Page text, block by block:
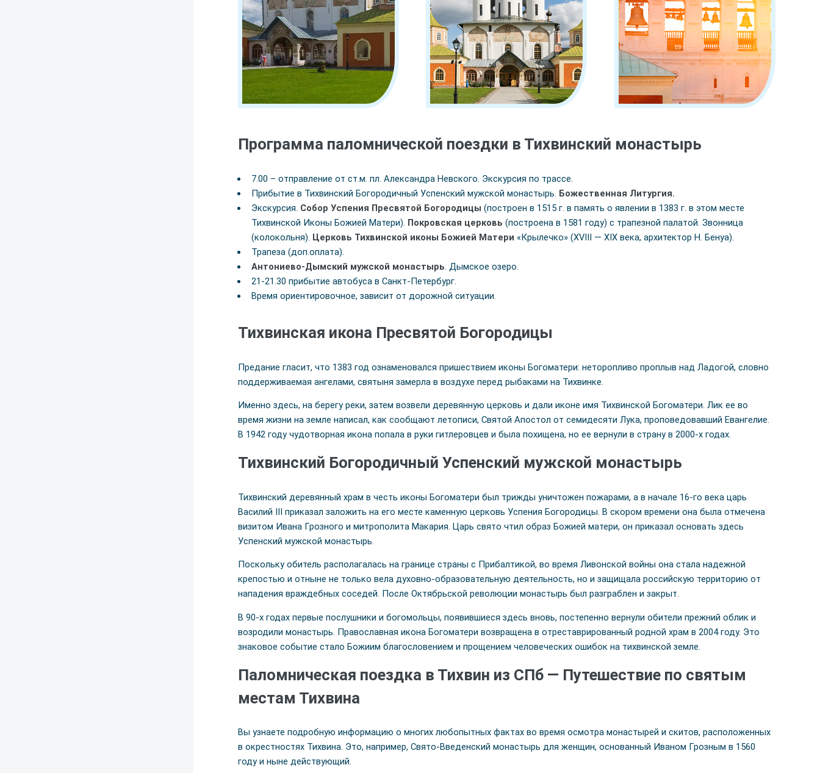
Программа паломнической поездки в Тихвинский монастырь
7.00 – отправление от ст.м. пл. Александра Невского. Экскурсия по трассе.
Прибытие в Тихвинский Богородичный Успенский мужской монастырь. Божественная Литургия.
Экскурсия. Собор Успения Пресвятой Богородицы (построен в 1515 г. в память о явлении в 1383 г. в этом месте
Тихвинской Иконы Божией Матери). Покровская церковь (построена в 1581 году) с трапезной палатой. Звонница
(колокольня). Церковь Тихвинской иконы Божией Матери «Крылечко» (XVIII — ХIХ века, архитектор Н. Бенуа).
Трапеза (доп.оплата).
Антониево-Дымский мужской монастырь. Дымское озеро.
21-21.30 прибытие автобуса в Санкт-Петербург.
Время ориентировочное, зависит от дорожной ситуации.
Тихвинская икона Пресвятой Богородицы
Предание гласит, что 1383 год ознаменовался пришествием иконы Богоматери: неторопливо проплыв над Ладогой, словно
поддерживаемая ангелами, святыня замерла в воздухе перед рыбаками на Тихвинке.
Именно здесь, на берегу реки, затем возвели деревянную церковь и дали иконе имя Тихвинской Богоматери. Лик ее во
время жизни на земле написал, как сообщают летописи, Святой Апостол от семидесяти Лука, проповедовавший Евангелие.
В 1942 году чудотворная икона попала в руки гитлеровцев и была похищена, но ее вернули в страну в 2000-х годах.
Тихвинский Богородичный Успенский мужской монастырь
Тихвинский деревянный храм в честь иконы Богоматери был трижды уничтожен пожарами, а в начале 16-го века царь
Василий III приказал заложить на его месте каменную церковь Успения Богородицы. В скором времени она была отмечена
визитом Ивана Грозного и митрополита Макария. Царь свято чтил образ Божией матери, он приказал основать здесь
Успенский мужской монастырь.
Поскольку обитель располагалась на границе страны с Прибалтикой, во время Ливонской войны она стала надежной
крепостью и отныне не только вела духовно-образовательную деятельность, но и защищала российскую территорию от
нападения враждебных соседей. После Октябрьской революции монастырь был разграблен и закрыт.
В 90-х годах первые послушники и богомольцы, появившиеся здесь вновь, постепенно вернули обители прежний облик и
возродили монастырь. Православная икона Богоматери возвращена в отреставрированный родной храм в 2004 году. Это
знаковое событие стало Божиим благословением и прощением человеческих ошибок на тихвинской земле.
Паломническая поездка в Тихвин из СПб — Путешествие по святым
местам Тихвина
Вы узнаете подробную информацию о многих любопытных фактах во время осмотра монастырей и скитов, расположенных
в окрестностях Тихвина. Это, например, Свято-Введенский монастырь для женщин, основанный Иваном Грозным в 1560
году и ныне действующий.